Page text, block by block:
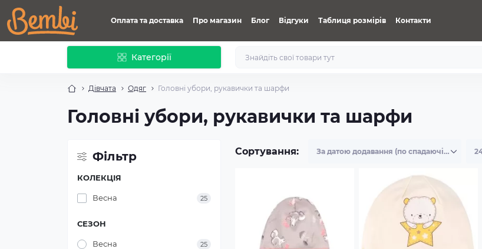
Оплата та доставка Про магазин Блог Відгуки Таблиця розмірів Контакти
Категорії
Дівчата Одяг Головні убори, рукавички та шарфи
Головні убори, рукавички та шарфи
Фільтр
КОЛЕКЦІЯ
Весна 25
СЕЗОН
Весна 25
Сортування: